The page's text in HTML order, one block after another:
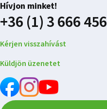
Hívjon minket!
+36 (1) 3 666 456
Kérjen visszahívást
Küldjön üzenetet